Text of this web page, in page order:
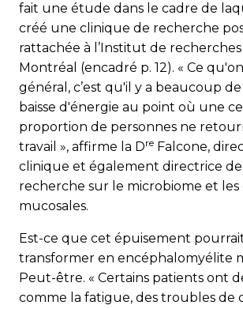
fait une étude dans le cadre de
créé une clinique de recherche
rattachée à l’Institut de
Montréal (encadré p. 12). « Ce
général, c’est qu'il y a beaucoup
baisse d'énergie au point où une
proportion de personnes ne
travail », affirme la Dre Falcone,
clinique et également directrice de
recherche sur le microbiome et les
mucosales.
Est-ce que cet épuisement
transformer en encéphalomyélite
Peut-être. « Certains patients ont
comme la fatigue, des troubles de